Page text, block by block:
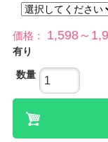
価格： 1,598～
有り
数量